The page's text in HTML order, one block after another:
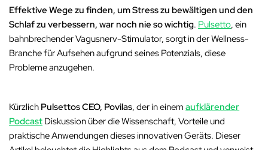
Effektive Wege zu finden, um Stress zu bewältigen und den
Schlaf zu verbessern, war noch nie so wichtig. Pulsetto, ein
bahnbrechender Vagusnerv-Stimulator, sorgt in der Wellness-
Branche für Aufsehen aufgrund seines Potenzials, diese
Probleme anzugehen.
Kürzlich Pulsettos CEO, Povilas, der in einemaufklärender
Podcast Diskussion über die Wissenschaft, Vorteile und
praktische Anwendungen dieses innovativen Geräts. Dieser